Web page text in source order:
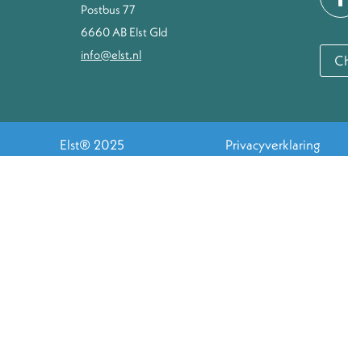
Postbus 77
6660 AB Elst Gld
info@elst.nl
Elst® 2025 Privacyverklaring